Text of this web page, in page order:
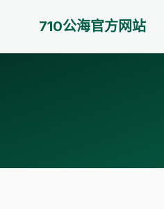
710公海官方网站